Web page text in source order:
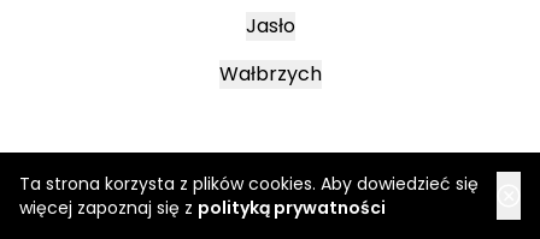
Ta strona korzysta z plików cookies. Aby dowiedzieć się
więcej zapoznaj się z polityką prywatności
Jasło
Wałbrzych